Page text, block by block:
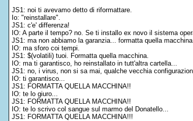
JS1: noi ti avevamo detto di riformattare.
Io: "reinstallare".
JS1: c'e' differenza!
IO: A parte il tempo? no. Se ti installo ex novo il sistema
JS1: ma non abbiamo la garanzia... formatta quella macchina.
IO: ma sforo coi tempi.
JS1: $(volatili) tuoi. Formatta quella macchina.
IO: ma ti garantisco, ho reinstallato in tutt'altra cartella...
JS1: no, i virus, non si sa mai, qualche vecchia
IO: ti garantisco...
JS1: FORMATTA QUELLA MACCHINA!!
IO: te lo giuro...
JS1: FORMATTA QUELLA MACCHINA!!
IO: te lo scrivo col sangue sul marmo del Donatello...
JS1: FORMATTA QUELLA MACCHINA!!!